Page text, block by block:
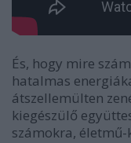
És, hogy mire
hatalmas
átszellemülten
kiegészülő
számokra,